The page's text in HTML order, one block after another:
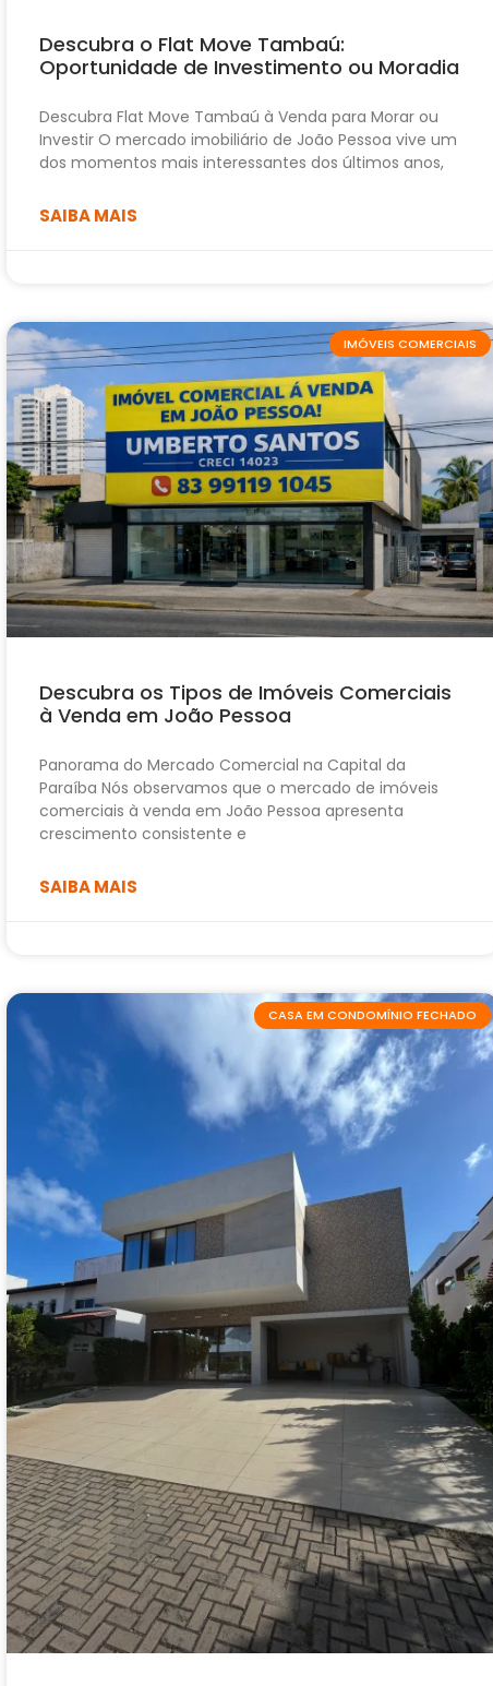
Descubra o Flat Move Tambaú:
Oportunidade de Investimento ou Moradia
Descubra Flat Move Tambaú à Venda para Morar ou
Investir O mercado imobiliário de João Pessoa vive um
dos momentos mais interessantes dos últimos anos,
SAIBA MAIS
IMÓVEIS COMERCIAIS
Descubra os Tipos de Imóveis Comerciais
à Venda em João Pessoa
Panorama do Mercado Comercial na Capital da
Paraíba Nós observamos que o mercado de imóveis
comerciais à venda em João Pessoa apresenta
crescimento consistente e
SAIBA MAIS
CASA EM CONDOMÍNIO FECHADO